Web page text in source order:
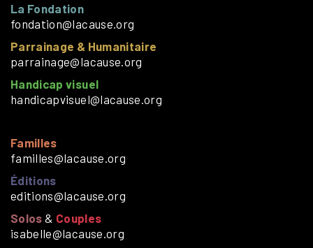
La Fondation
fondation@lacause.org
Parrainage & Humanitaire
parrainage@lacause.org
Handicap visuel
handicapvisuel@lacause.org
Familles
familles@lacause.org
Éditions
editions@lacause.org
Solos & Couples
isabelle@lacause.org